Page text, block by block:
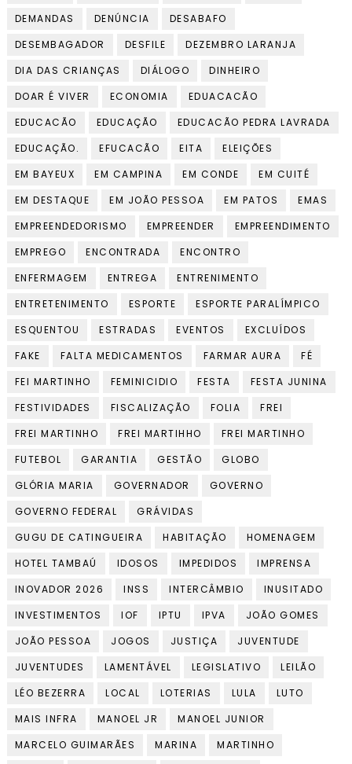
DEMANDAS
DENÚNCIA
DESABAFO
DESEMBAGADOR
DESFILE
DEZEMBRO LARANJA
DIA DAS CRIANÇAS
DIÁLOGO
DINHEIRO
DOAR É VIVER
ECONOMIA
EDUACACÃO
EDUCACÃO
EDUCAÇÃO
EDUCACÃO PEDRA LAVRADA
EDUCAÇÃO.
EFUCACÃO EITA
ELEIÇÕES
EM BAYEUX
EM CAMPINA EM CONDE
EM CUITÉ
EM DESTAQUE
EM JOÃO PESSOA EM PATOS
EMAS
EMPREENDEDORISMO
EMPREENDER
EMPREENDIMENTO
EMPREGO
ENCONTRADA
ENCONTRO
ENFERMAGEM
ENTREGA
ENTRENIMENTO
ENTRETENIMENTO
ESPORTE
ESPORTE PARALÍMPICO
ESQUENTOU
ESTRADAS EVENTOS
EXCLUÍDOS
FAKE
FALTA MEDICAMENTOS FARMAR AURA
FÉ
FEI MARTINHO
FEMINICIDIO FESTA
FESTA JUNINA
FESTIVIDADES
FISCALIZAÇÃO FOLIA
FREI
FREI MARTINHO
FREI MARTIHHO
FREI MARTINHO
FUTEBOL
GARANTIA GESTÃO
GLOBO
GLÓRIA MARIA
GOVERNADOR
GOVERNO
GOVERNO FEDERAL
GRÁVIDAS
GUGU DE CATINGUEIRA
HABITAÇÃO
HOMENAGEM
HOTEL TAMBAÚ
IDOSOS IMPEDIDOS
IMPRENSA
INOVADOR 2026
INSS INTERCÂMBIO
INUSITADO
INVESTIMENTOS
IOF IPTU IPVA
JOÃO GOMES
JOÃO PESSOA
JOGOS JUSTIÇA
JUVENTUDE
JUVENTUDES
LAMENTÁVEL LEGISLATIVO
LEILÃO
LÉO BEZERRA
LOCAL LOTERIAS LULA
LUTO
MAIS INFRA
MANOEL JR
MANOEL JUNIOR
MARCELO GUIMARÃES
MARINA
MARTINHO